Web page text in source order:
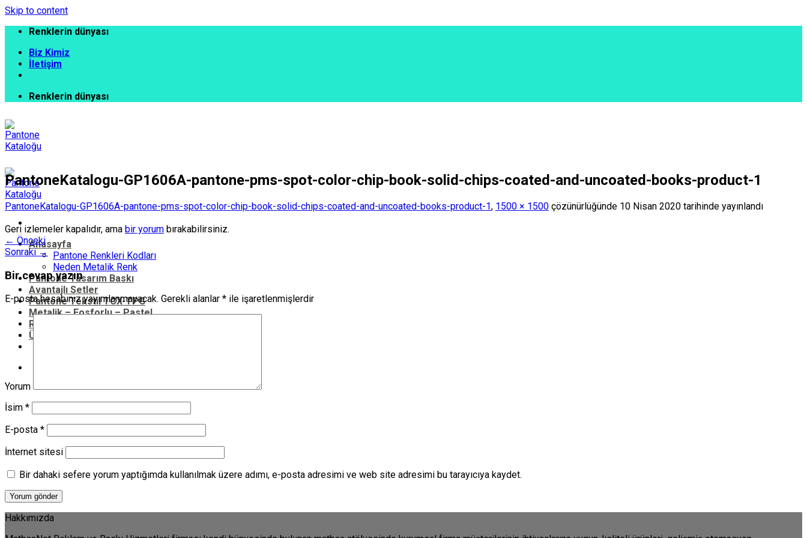
Skip to content
Renklerin dünyası
Biz Kimiz
İletişim
Renklerin dünyası
Anasayfa
Pantone Renkleri Kodları
Neden Metalik Renk
Pantone Tasarım Baskı
Avantajlı Setler
Pantone Tekstil TCX-TPG
Metalik – Fosforlu – Pastel
RAL Renkleri Katalogu
Ürünler
PantoneKatalogu-GP1606A-pantone-pms-spot-color-chip-book-solid-chips-coated-and-uncoated-books-product-1
PantoneKatalogu-GP1606A-pantone-pms-spot-color-chip-book-solid-chips-coated-and-uncoated-books-product-1, 1500 × 1500 çözünürlüğünde 10 Nisan 2020 tarihinde yayınlandı
Geri izlemeler kapalıdır, ama bir yorum bırakabilirsiniz.
← Önceki
Sonraki→
Bir cevap yazın
E-posta hesabınız yayımlanmayacak. Gerekli alanlar * ile işaretlenmişlerdir
Yorum
İsim *
E-posta *
İnternet sitesi
Bir dahaki sefere yorum yaptığımda kullanılmak üzere adımı, e-posta adresimi ve web site adresimi bu tarayıcıya kaydet.
Hakkımızda